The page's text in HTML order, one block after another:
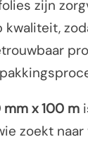
zijn
kwaliteit,
x 100 m
zoekt